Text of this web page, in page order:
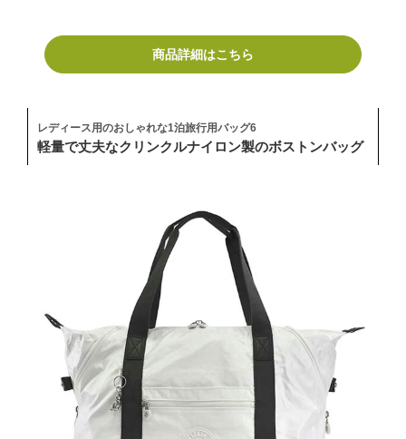
商品詳細はこちら
レディース用のおしゃれな1泊旅行用バッグ6
軽量で丈夫なクリンクルナイロン製のボストンバッグ